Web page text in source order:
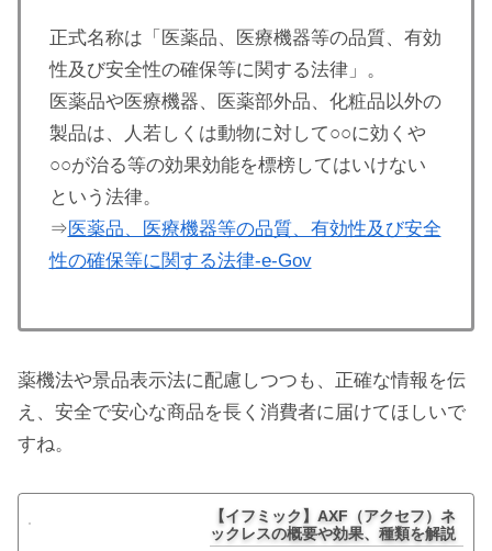
正式名称は「医薬品、医療機器等の品質、有効
性及び安全性の確保等に関する法律」。
医薬品や医療機器、医薬部外品、化粧品以外の
製品は、人若しくは動物に対して○○に効くや
○○が治る等の効果効能を標榜してはいけない
という法律。
⇒ 医薬品、医療機器等の品質、有効性及び安全
性の確保等に関する法律-e-Gov
薬機法や景品表示法に配慮しつつも、正確な情報を伝
え、安全で安心な商品を長く消費者に届けてほしいで
すね。
【イフミック】AXF（アクセフ）ネ
ックレスの概要や効果、種類を解説